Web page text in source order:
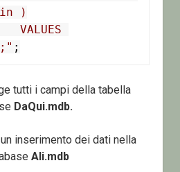
)
tutti i campi della tabella
DaQui.mdb.
inserimento dei dati nella
Ali.mdb